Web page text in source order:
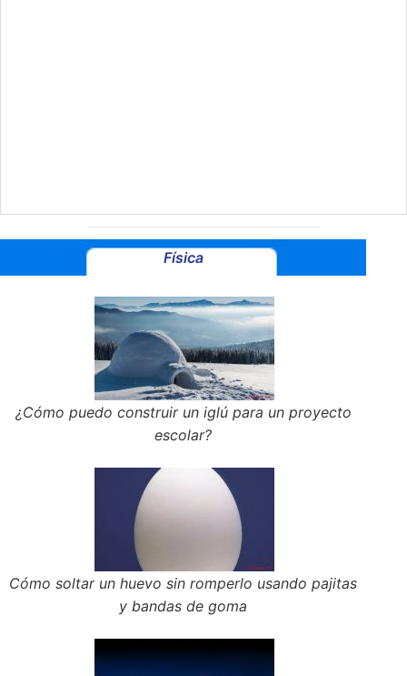
Física
¿Cómo puedo construir un iglú para un proyecto
escolar?
Cómo soltar un huevo sin romperlo usando pajitas
y bandas de goma